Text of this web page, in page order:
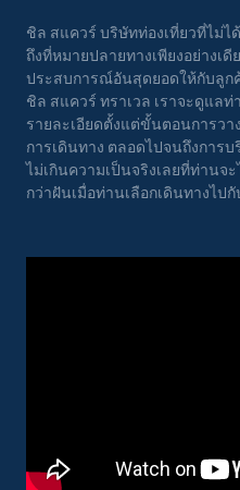
ชิล สแควร์ บริษัทท่องเที่ยวที่ไม่ไ
ถึงที่หมายปลายทางเพียงอย่างเ
ประสบการณ์อันสุดยอดให้กับลูก
ชิล สแควร์ ทราเวล เราจะดูแล
รายละเอียดตั้งแต่ขั้นตอนการว
การเดินทาง ตลอดไปจนถึงการ
ไม่เกินความเป็นจริงเลยที่ท่าน
กว่าฝันเมื่อท่านเลือกเดินทางไป